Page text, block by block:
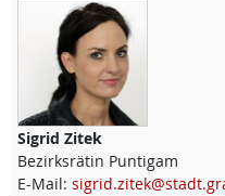
Sigrid Zitek
Bezirksrätin Puntigam
E-Mail: